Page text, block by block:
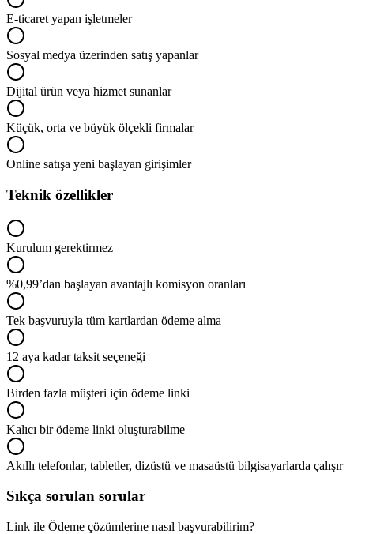
E-ticaret yapan işletmeler
Sosyal medya üzerinden satış yapanlar
Dijital ürün veya hizmet sunanlar
Küçük, orta ve büyük ölçekli firmalar
Online satışa yeni başlayan girişimler
Teknik özellikler
Kurulum gerektirmez
%0,99’dan başlayan avantajlı komisyon oranları
Tek başvuruyla tüm kartlardan ödeme alma
12 aya kadar taksit seçeneği
Birden fazla müşteri için ödeme linki
Kalıcı bir ödeme linki oluşturabilme
Akıllı telefonlar, tabletler, dizüstü ve masaüstü bilgisayarlarda çalışır
Sıkça sorulan sorular
Link ile Ödeme çözümlerine nasıl başvurabilirim?